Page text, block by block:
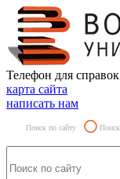
Телефон для
карта сайта
написать нам
Поиск по сайту